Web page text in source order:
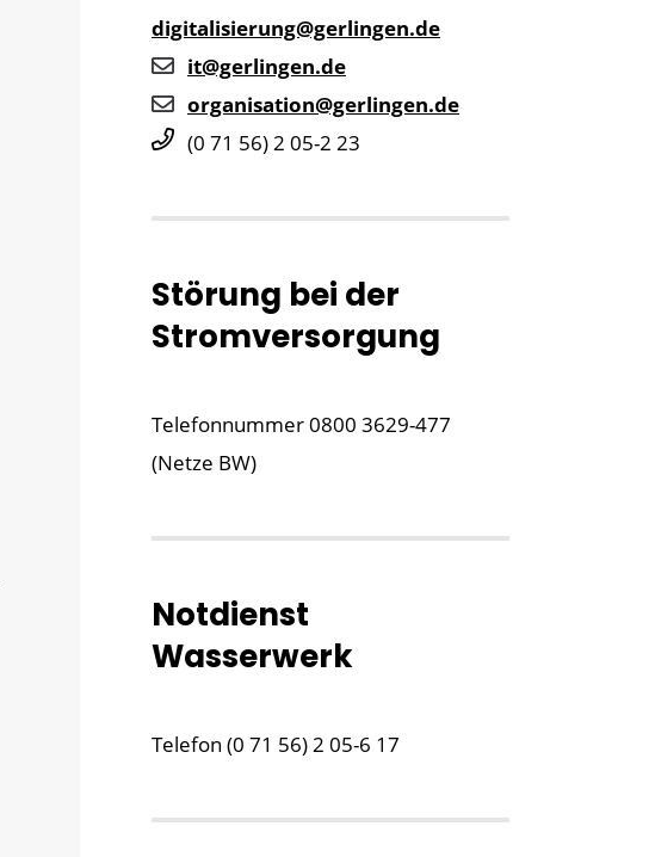
digitalisierung@gerlingen.de
it@gerlingen.de
organisation@gerlingen.de
(0 71 56) 2 05-2 23
Störung bei der
Stromversorgung
Telefonnummer 0800 3629-477
(Netze BW)
Notdienst
Wasserwerk
Telefon (0 71 56) 2 05-6 17